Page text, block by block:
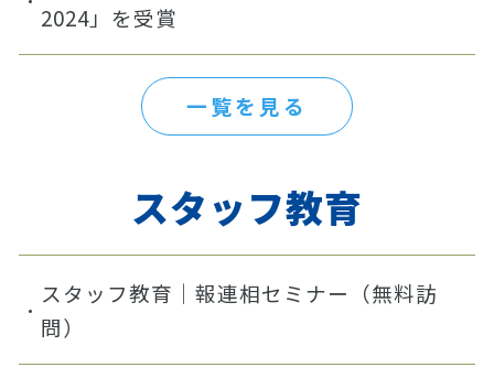
2024」を受賞
一覧を見る
スタッフ教育
スタッフ教育｜報連相セミナー（無料訪
問）